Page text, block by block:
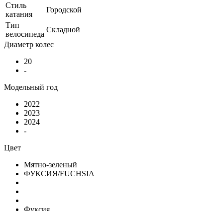
Стиль
катания
Городской
Тип
велосипеда
Складной
Диаметр колес
20
-
Модельный год
2022
2023
2024
-
Цвет
Мятно-зеленый
ФУКСИЯ/FUCHSIA
Фуксия